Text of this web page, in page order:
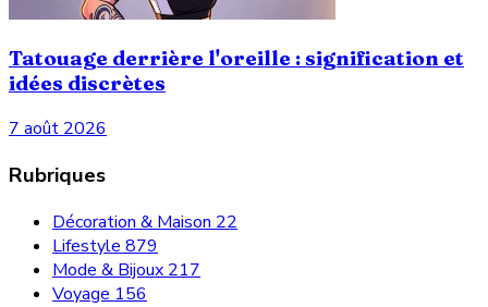
Tatouage derrière l'oreille : signification et
idées discrètes
7 août 2026
Rubriques
Décoration & Maison 22
Lifestyle 879
Mode & Bijoux 217
Voyage 156